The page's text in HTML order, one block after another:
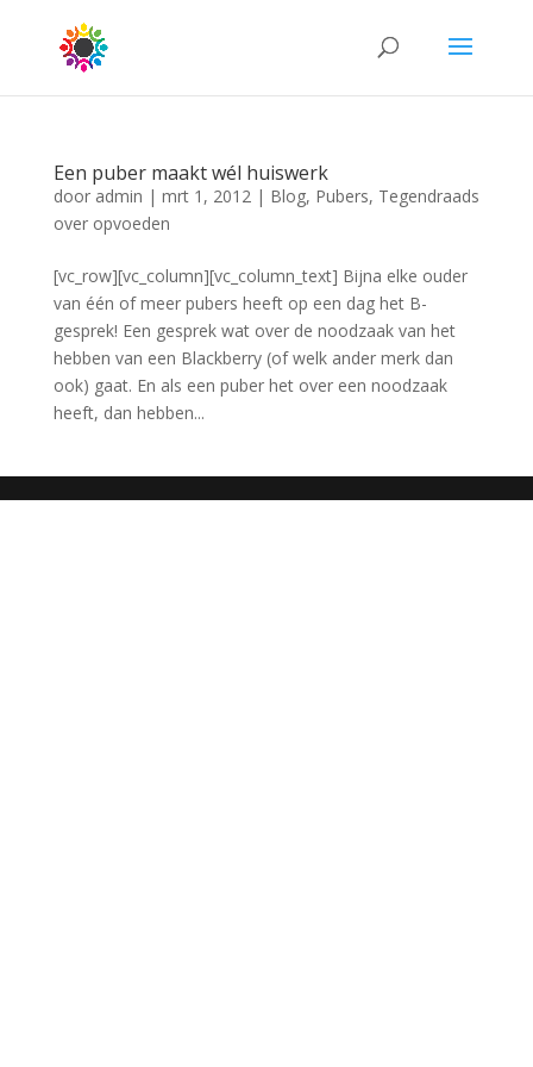
Een puber maakt wél huiswerk
door admin | mrt 1, 2012| Blog, Pubers, Tegendraads
over opvoeden
[vc_row][vc_column][vc_column_text] Bijna elke ouder
van één of meer pubers heeft op een dag het B-
gesprek! Een gesprek wat over de noodzaak van het
hebben van een Blackberry (of welk ander merk dan
ook) gaat. En als een puber het over een noodzaak
heeft, dan hebben...